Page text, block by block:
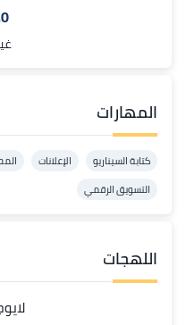
المهارات
كتابة السيناريو الإعلانات
التسويق الرقمي
اللهجات